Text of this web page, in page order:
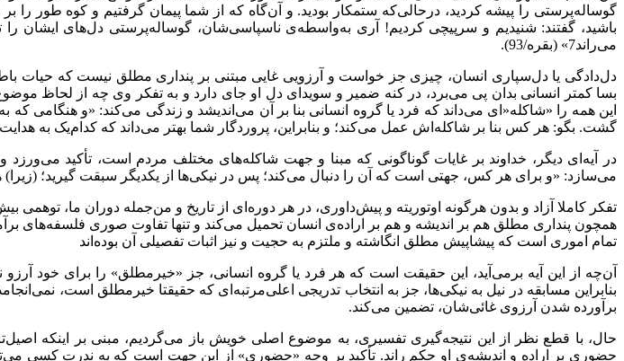
گوساله‌پرستی را پیشه کردید، درحالی‌که ستمکار بودید. و آن‌گاه که از شما پیمان گرفتیم و کوه طور را
باشید، گفتند: شنیدیم و سرپیچی کردیم! آری به‌واسطه‌ی ناسپاسی‌شان، گوساله‌پرستی دل‌های ایشان را
می‌راند7» (بقره/93).
دل‌دادگی یا دل‌سپاری انسان، چیزی جز خواست و آرزویی غایی مبتنی بر پنداری مطلق نیست که حیات
بسا کمتر انسانی بدان پی می‌برد، در کنه ضمیر و سویدای دل او جای دارد و به تفکر وی چه از لحاظ
این همه را «شاکله‌«ای می‌داند که فرد یا گروه انسانی بنا بر آن می‌اندیشد و زندگی می‌کند: «و هنگامی
گشت. بگو: هر کس بنا بر شاکله‌اش عمل می‌کند؛ و بنابراین، پروردگار شما بهتر می‌داند که کدام‌یک به هدایت نزدیک‌تر
در آیه‌ای دیگر، خداوند بر غایات گوناگونی که مبنا و جهت شاکله‌های مختلف مردم است، تأکید
می‌سازد: «و برای هر کس، جهتی است که آن را دنبال می‌کند؛ پس در نیکی‌ها از یکدیگر سبقت گیرید؛ (زیرا) هر کجا
تفکر کاملا آزاد و بدون هرگونه اوتوریته و پیش‌داوری، در هر دوره‌ای از تاریخ و من‌جمله دوران ما،
همچون پنداری مطلق هم بر اندیشه و هم بر اراده‌ی انسان تحمیل می‌کند و تنها تفاوت صوری فلسفه‌های
تمام اموری است که پیشاپیش مطلق انگاشته و ملتزم به حجیت و نیز اثبات تفصیلی آن بوده‌اند
آن‌چه از این آیه برمی‌آید، این حقیقت است که هر فرد یا گروه انسانی، جز «خیرمطلق» را برای خود
بنابراین مسابقه‌ در نیل به نیکی‌ها، جز به انتخاب تدریجی اعلی‌مرتبه‌ا‌ی که حقیقتا خیرمطلق است،
برآورده شدن آرزوی غائی‌شان، تضمین می‌کند.
حال، با قطع نظر از این نتیجه‌گیری تفسیری، به موضوع اصلی خویش باز می‌گردیم، مبنی بر اینکه
حضوری بر اراده و اندیشه‌ی او حکم راند. تأکید بر وجه «حضوری» از این جهت است که به ندرت کسی